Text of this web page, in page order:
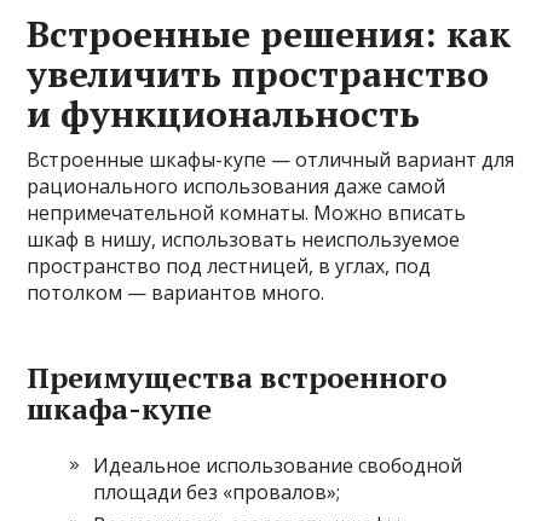
Встроенные решения: как
увеличить пространство
и функциональность
Встроенные шкафы-купе — отличный вариант для
рационального использования даже самой
непримечательной комнаты. Можно вписать
шкаф в нишу, использовать неиспользуемое
пространство под лестницей, в углах, под
потолком — вариантов много.
Преимущества встроенного
шкафа-купе
Идеальное использование свободной
площади без «провалов»;